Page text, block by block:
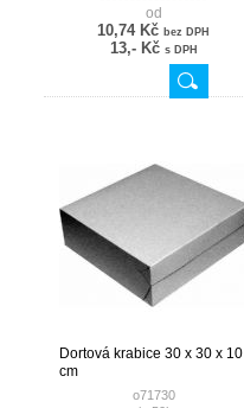
od
10,74 Kč bez DPH
13,- Kč s DPH
Dortová krabice 30 x 30 x 10
cm
o71730